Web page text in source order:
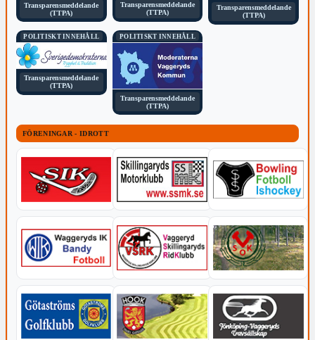
Transparensmeddelande
(TTPA)
Transparensmeddelande
(TTPA)
Transparensmeddelande
(TTPA)
POLITISKT INNEHÅLL
Transparensmeddelande
(TTPA)
POLITISKT INNEHÅLL
Transparensmeddelande
(TTPA)
FÖRENINGAR - IDROTT